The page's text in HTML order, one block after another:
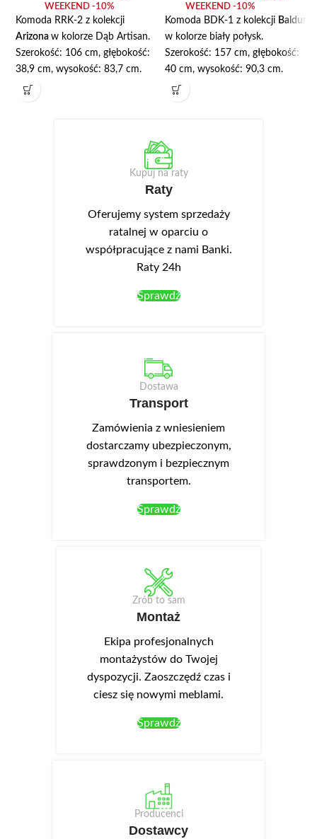
WEEKEND -10%
Komoda RRK-2 z kolekcji
Arizona w kolorze Dąb Artisan.
Szerokość: 106 cm, głębokość:
38,9 cm, wysokość: 83,7 cm.
Komoda posiada dużą szufladę i
dwie szafki z półkami. Korpus
13 w kolorze białym zimnym,
montowane w wieńcu górnym.
WEEKEND -10%
Komoda BDK-1 z kolekcji Baldur
w kolorze biały połysk.
Szerokość: 157 cm, głębokość:
40 cm, wysokość: 90,3 cm.
Wyposażona została w trzy
szuflady w górnej części oraz
wykonany z płyty laminowanej,
fronty z płyty MDF oklejanej
elementem są czarne, metalowe
uchwyty w wykończeniu
matowym oraz czarne nóżki z
wytrzymałego tworzywa.
Szuflady wyposażone w
i cichym domykiem. Opcjonalnie
wieńcu górnym.
Kupuj na raty
Raty
Oferujemy system sprzedaży
ratalnej w oparciu o
współpracujące z nami Banki.
Raty 24h
Sprawdź
Dostawa
Transport
Zamówienia z wniesieniem
dostarczamy ubezpieczonym,
sprawdzonym i bezpiecznym
transportem.
Sprawdź
Zrób to sam
Montaż
Ekipa profesjonalnych
montażystów do Twojej
dyspozycji. Zaoszczędź czas i
ciesz się nowymi meblami.
Sprawdź
Producenci
Dostawcy